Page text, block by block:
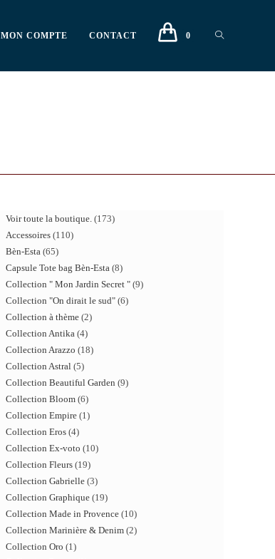
MON COMPTE CONTACT 0
Voir toute la boutique. 173
Accessoires 110
Bèn-Esta 65
Capsule Tote bag Bèn-Esta 8
Collection " Mon Jardin Secret " 9
Collection "On dirait le sud" 6
Collection à thème 2
Collection Antika 4
Collection Arazzo 18
Collection Astral 5
Collection Beautiful Garden 9
Collection Bloom 6
Collection Empire 1
Collection Eros 4
Collection Ex-voto 10
Collection Fleurs 19
Collection Gabrielle 3
Collection Graphique 19
Collection Made in Provence 10
Collection Marinière & Denim 2
Collection Oro 1